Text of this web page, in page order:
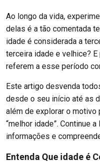
Ao longo da vida,
delas é a tão comentada
idade é considerada a
terceira idade e velhice?
referem a esse período
Este artigo desvenda
desde o seu início até as
além de explorar o motivo
“melhor idade”. Continue
informações e
Entenda Que idade é